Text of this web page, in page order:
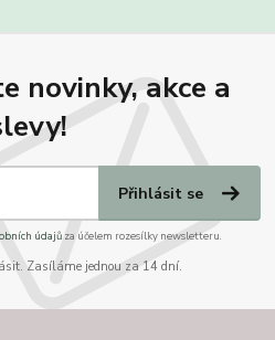
novinky, akce a
Přihlásit se
údajůza účelem rozesílky newsletteru.
Zasíláme jednou za 14 dní.